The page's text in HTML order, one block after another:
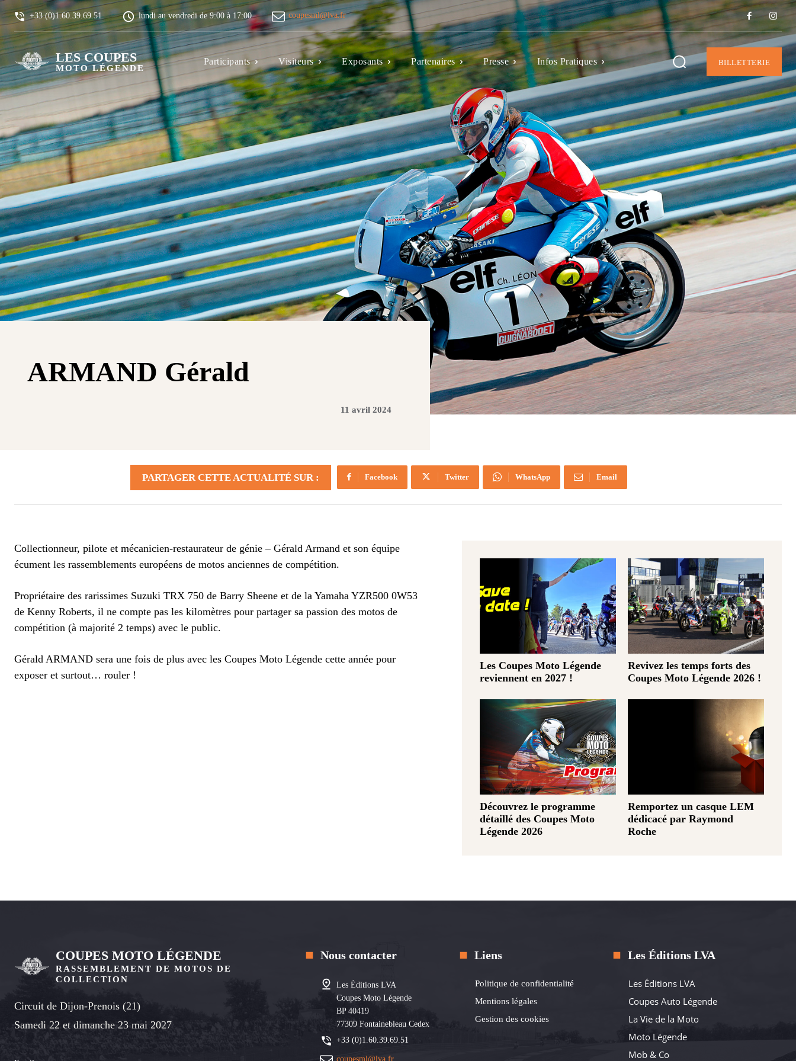
+33 (0)1.60.39.69.51 lundi au vendredi de 9:00 à 17:00 coupesml@lva.fr
LES COUPES
MOTO LÉGENDE
Participants Visiteurs Exposants Partenaires Presse Infos Pratiques BILLETTERIE
ARMAND Gérald
11 avril 2024
PARTAGER CETTE ACTUALITÉ SUR : Facebook Twitter WhatsApp Email
Collectionneur, pilote et mécanicien-restaurateur de génie – Gérald Armand et son équipe
écument les rassemblements européens de motos anciennes de compétition.
Propriétaire des rarissimes Suzuki TRX 750 de Barry Sheene et de la Yamaha YZR500 0W53
de Kenny Roberts, il ne compte pas les kilomètres pour partager sa passion des motos de
compétition (à majorité 2 temps) avec le public.
Gérald ARMAND sera une fois de plus avec les Coupes Moto Légende cette année pour
exposer et surtout… rouler !
Les Coupes Moto Légende
reviennent en 2027 !
Revivez les temps forts des
Coupes Moto Légende 2026 !
Découvrez le programme
détaillé des Coupes Moto
Légende 2026
Remportez un casque LEM
dédicacé par Raymond
Roche
COUPES MOTO LÉGENDE
RASSEMBLEMENT DE MOTOS DE
COLLECTION
Circuit de Dijon-Prenois (21)
Samedi 22 et dimanche 23 mai 2027
Nous contacter
Les Éditions LVA
Coupes Moto Légende
BP 40419
77309 Fontainebleau Cedex
+33 (0)1.60.39.69.51
coupesml@lva.fr
Liens
Politique de confidentialité
Mentions légales
Gestion des cookies
Les Éditions LVA
Les Éditions LVA
Coupes Auto Légende
La Vie de la Moto
Moto Légende
Mob & Co